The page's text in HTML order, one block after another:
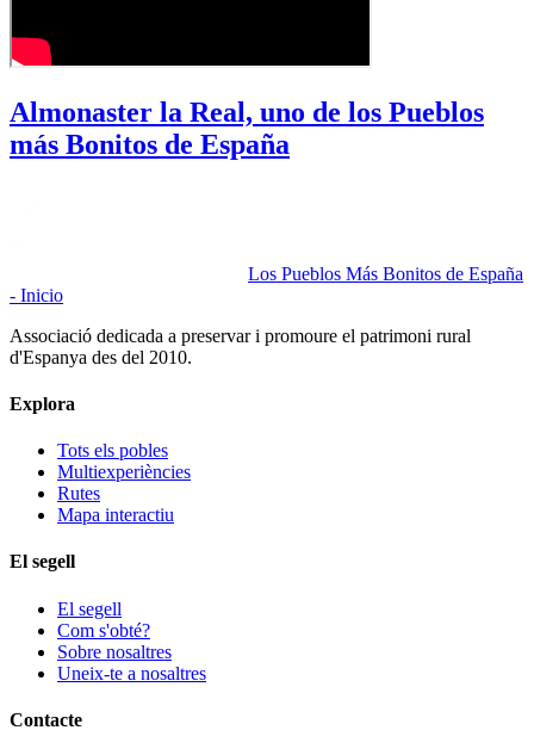
Almonaster la Real, uno de los Pueblos
más Bonitos de España
Los Pueblos Más Bonitos de España
- Inicio
Associació dedicada a preservar i promoure el patrimoni rural
d'Espanya des del 2010.
Explora
Tots els pobles
Multiexperiències
Rutes
Mapa interactiu
El segell
El segell
Com s'obté?
Sobre nosaltres
Uneix-te a nosaltres
Contacte